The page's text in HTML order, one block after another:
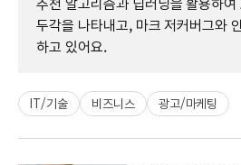
추천 알고리즘과 딥러닝을 활용하
두각을 나타내고, 마크 저커버그와
하고 있어요.
IT/기술 비즈니스 광고/마케팅